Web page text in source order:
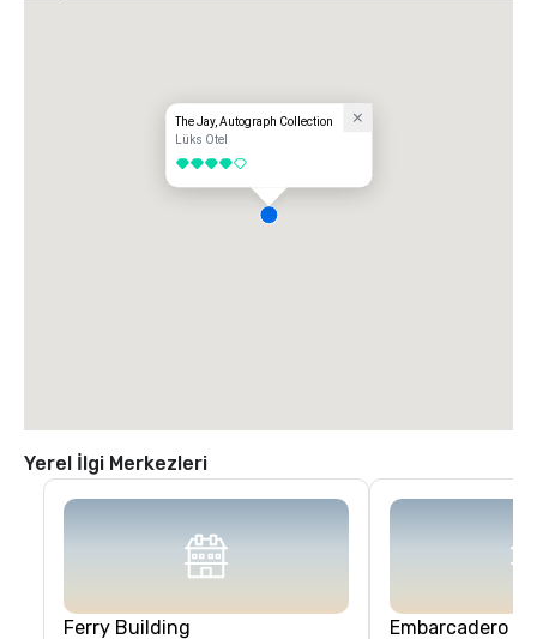
The Jay, Autograph Collection
Lüks Otel
4 / 5
Yerel İlgi Merkezleri
Ferry Building Embarcadero